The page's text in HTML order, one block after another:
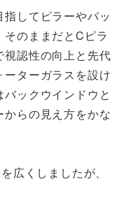
指してピラーやバッ
のままだとCピラ
視認性の向上と先代
ターガラスを設け
ックウインドウと
らの見え方をかな
広くしましたが、